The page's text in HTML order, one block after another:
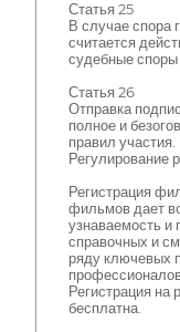
Статья 25
В случае спора
считается
судебные
Статья 26
Отправка
полное и
правил участия.
Регулирование
Регистрация
фильмов дает
узнаваемость и
справочных и
ряду ключевых
Регистрация
бесплатна.